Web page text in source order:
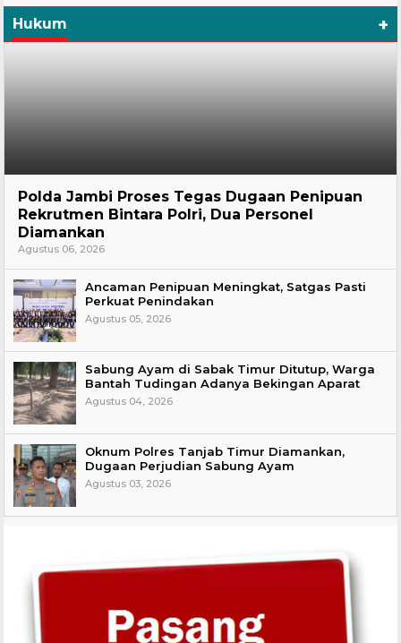
Hukum +
Polda Jambi Proses Tegas Dugaan Penipuan
Rekrutmen Bintara Polri, Dua Personel
Diamankan
Agustus 06, 2026
Ancaman Penipuan Meningkat, Satgas Pasti
Perkuat Penindakan
Agustus 05, 2026
Sabung Ayam di Sabak Timur Ditutup, Warga
Bantah Tudingan Adanya Bekingan Aparat
Agustus 04, 2026
Oknum Polres Tanjab Timur Diamankan,
Dugaan Perjudian Sabung Ayam
Agustus 03, 2026